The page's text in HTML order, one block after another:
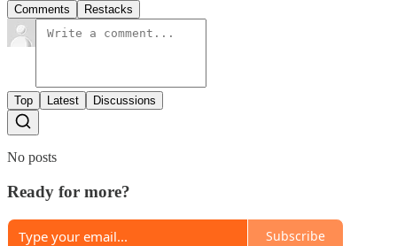
Comments Restacks
Top Latest Discussions
No posts
Ready for more?
Subscribe